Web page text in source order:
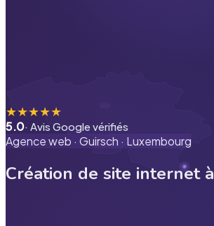
★★★★★
5.0· Avis Google vérifiés
Agence web · Guirsch · Luxembourg
Création de site internet à